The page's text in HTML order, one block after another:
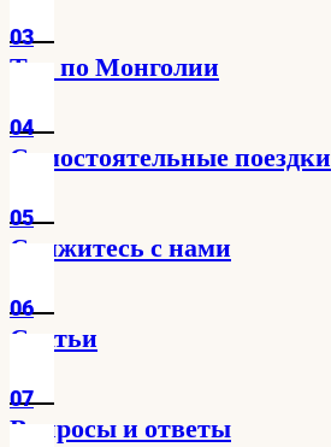
03
Тур по Монголии
04
Самостоятельные поездки
05
Свяжитесь с нами
06
Статьи
07
Вопросы и ответы